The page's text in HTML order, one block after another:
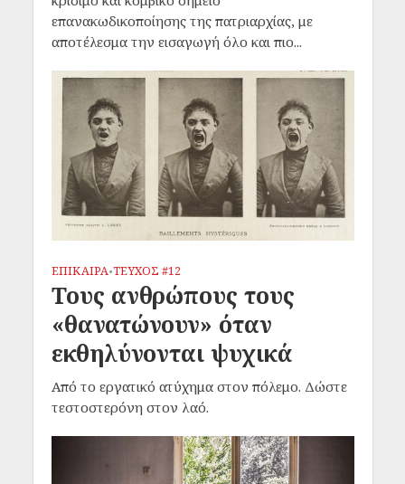
επανακωδικοποίησης της πατριαρχίας, με
αποτέλεσμα την εισαγωγή όλο και πιο...
ΕΠΙΚΑΙΡΑ•ΤΕΥΧΟΣ #12
Τους ανθρώπους τους
«θανατώνουν» όταν
εκθηλύνονται ψυχικά
Από το εργατικό ατύχημα στον πόλεμο. Δώστε
τεστοστερόνη στον λαό.